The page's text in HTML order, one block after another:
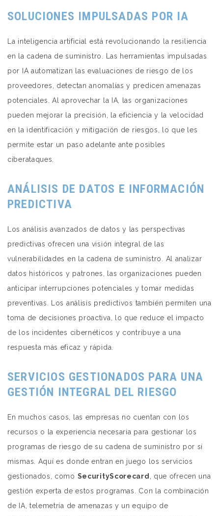
SOLUCIONES IMPULSADAS POR IA
La inteligencia artificial está revolucionando la resiliencia
en la cadena de suministro. Las herramientas impulsadas
por IA automatizan las evaluaciones de riesgo de los
proveedores, detectan anomalías y predicen amenazas
potenciales. Al aprovechar la IA, las organizaciones
pueden mejorar la precisión, la eficiencia y la velocidad
en la identificación y mitigación de riesgos, lo que les
permite estar un paso adelante ante posibles
ciberataques.
ANÁLISIS DE DATOS E INFORMACIÓN
PREDICTIVA
Los análisis avanzados de datos y las perspectivas
predictivas ofrecen una visión integral de las
vulnerabilidades en la cadena de suministro. Al analizar
datos históricos y patrones, las organizaciones pueden
anticipar interrupciones potenciales y tomar medidas
preventivas. Los análisis predictivos también permiten una
toma de decisiones proactiva, lo que reduce el impacto
de los incidentes cibernéticos y contribuye a una
respuesta más eficaz y rápida.
SERVICIOS GESTIONADOS PARA UNA
GESTIÓN INTEGRAL DEL RIESGO
En muchos casos, las empresas no cuentan con los
recursos o la experiencia necesaria para gestionar los
programas de riesgo de su cadena de suministro por sí
mismas. Aquí es donde entran en juego los servicios
gestionados, como SecurityScorecard
, que ofrecen una
gestión experta de estos programas. Con la combinación
de IA, telemetría de amenazas y un equipo de